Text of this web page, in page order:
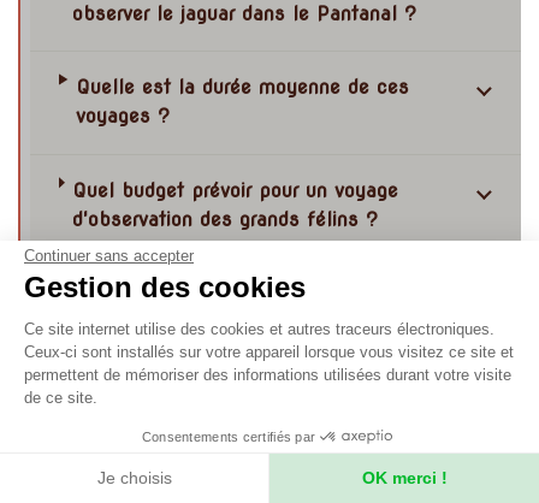
observer le jaguar dans le Pantanal ?
Quelle est la durée moyenne de ces
voyages ?
Quel budget prévoir pour un voyage
d'observation des grands félins ?
Le vol international est-il inclus dans le
prix affiché ?
Que couvre généralement le prix d'un
voyage grands félins ?
Continuer sans accepter
Gestion des cookies
Ce site internet utilise des cookies et autres traceurs électroniques.
Ceux-ci sont installés sur votre appareil lorsque vous visitez ce site et
permettent de mémoriser des informations utilisées durant votre visite
de ce site.
Consentements certifiés par
Je choisis OK merci !